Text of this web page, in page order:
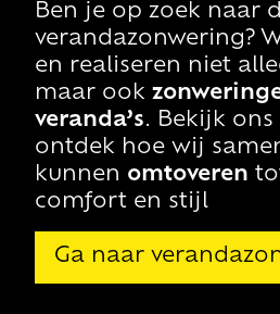
Ben je op zoek naar
verandazonwering?
en realiseren niet
maar ook
veranda’s. Bekijk
ontdek hoe wij
kunnen omtoveren
comfort en stijl
Ga naar